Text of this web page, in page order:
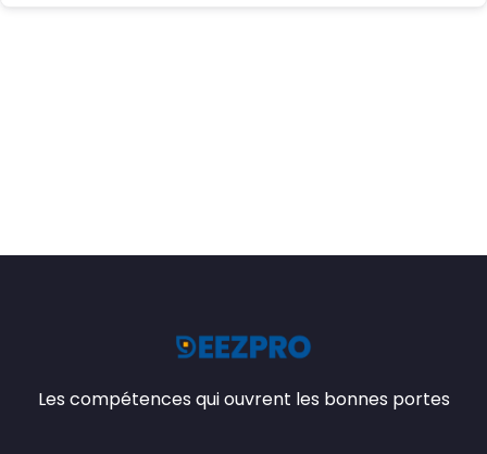
Les compétences qui ouvrent les bonnes portes